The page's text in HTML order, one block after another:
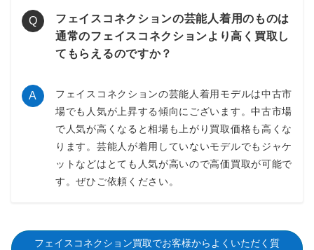
アップサイクルド レザー ジャケット ウィズ ハンドド
ローン グラフィティ
ジュアリーとストリートの境目を曖昧に見せられる一着。強い
個性がありながら写真で魅力が伝わりやすく、LPの上位訴求に
も置きやすいモデルです
～159,000円買取
Q フェイスコネクションの芸能人着用のものは
通常のフェイスコネクションより高く買取し
てもらえるのですか？
A
フェイスコネクションの芸能人着用モデルは中古市
場でも人気が上昇する傾向にございます。中古市場
で人気が高くなると相場も上がり買取価格も高くな
ります。芸能人が着用していないモデルでもジャケ
ットなどはとても人気が高いので高価買取が可能で
す。ぜひご依頼ください。
フェイスコネクション買取でお客様からよくいただく質